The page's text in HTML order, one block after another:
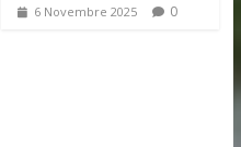
6 Novembre 2025 0